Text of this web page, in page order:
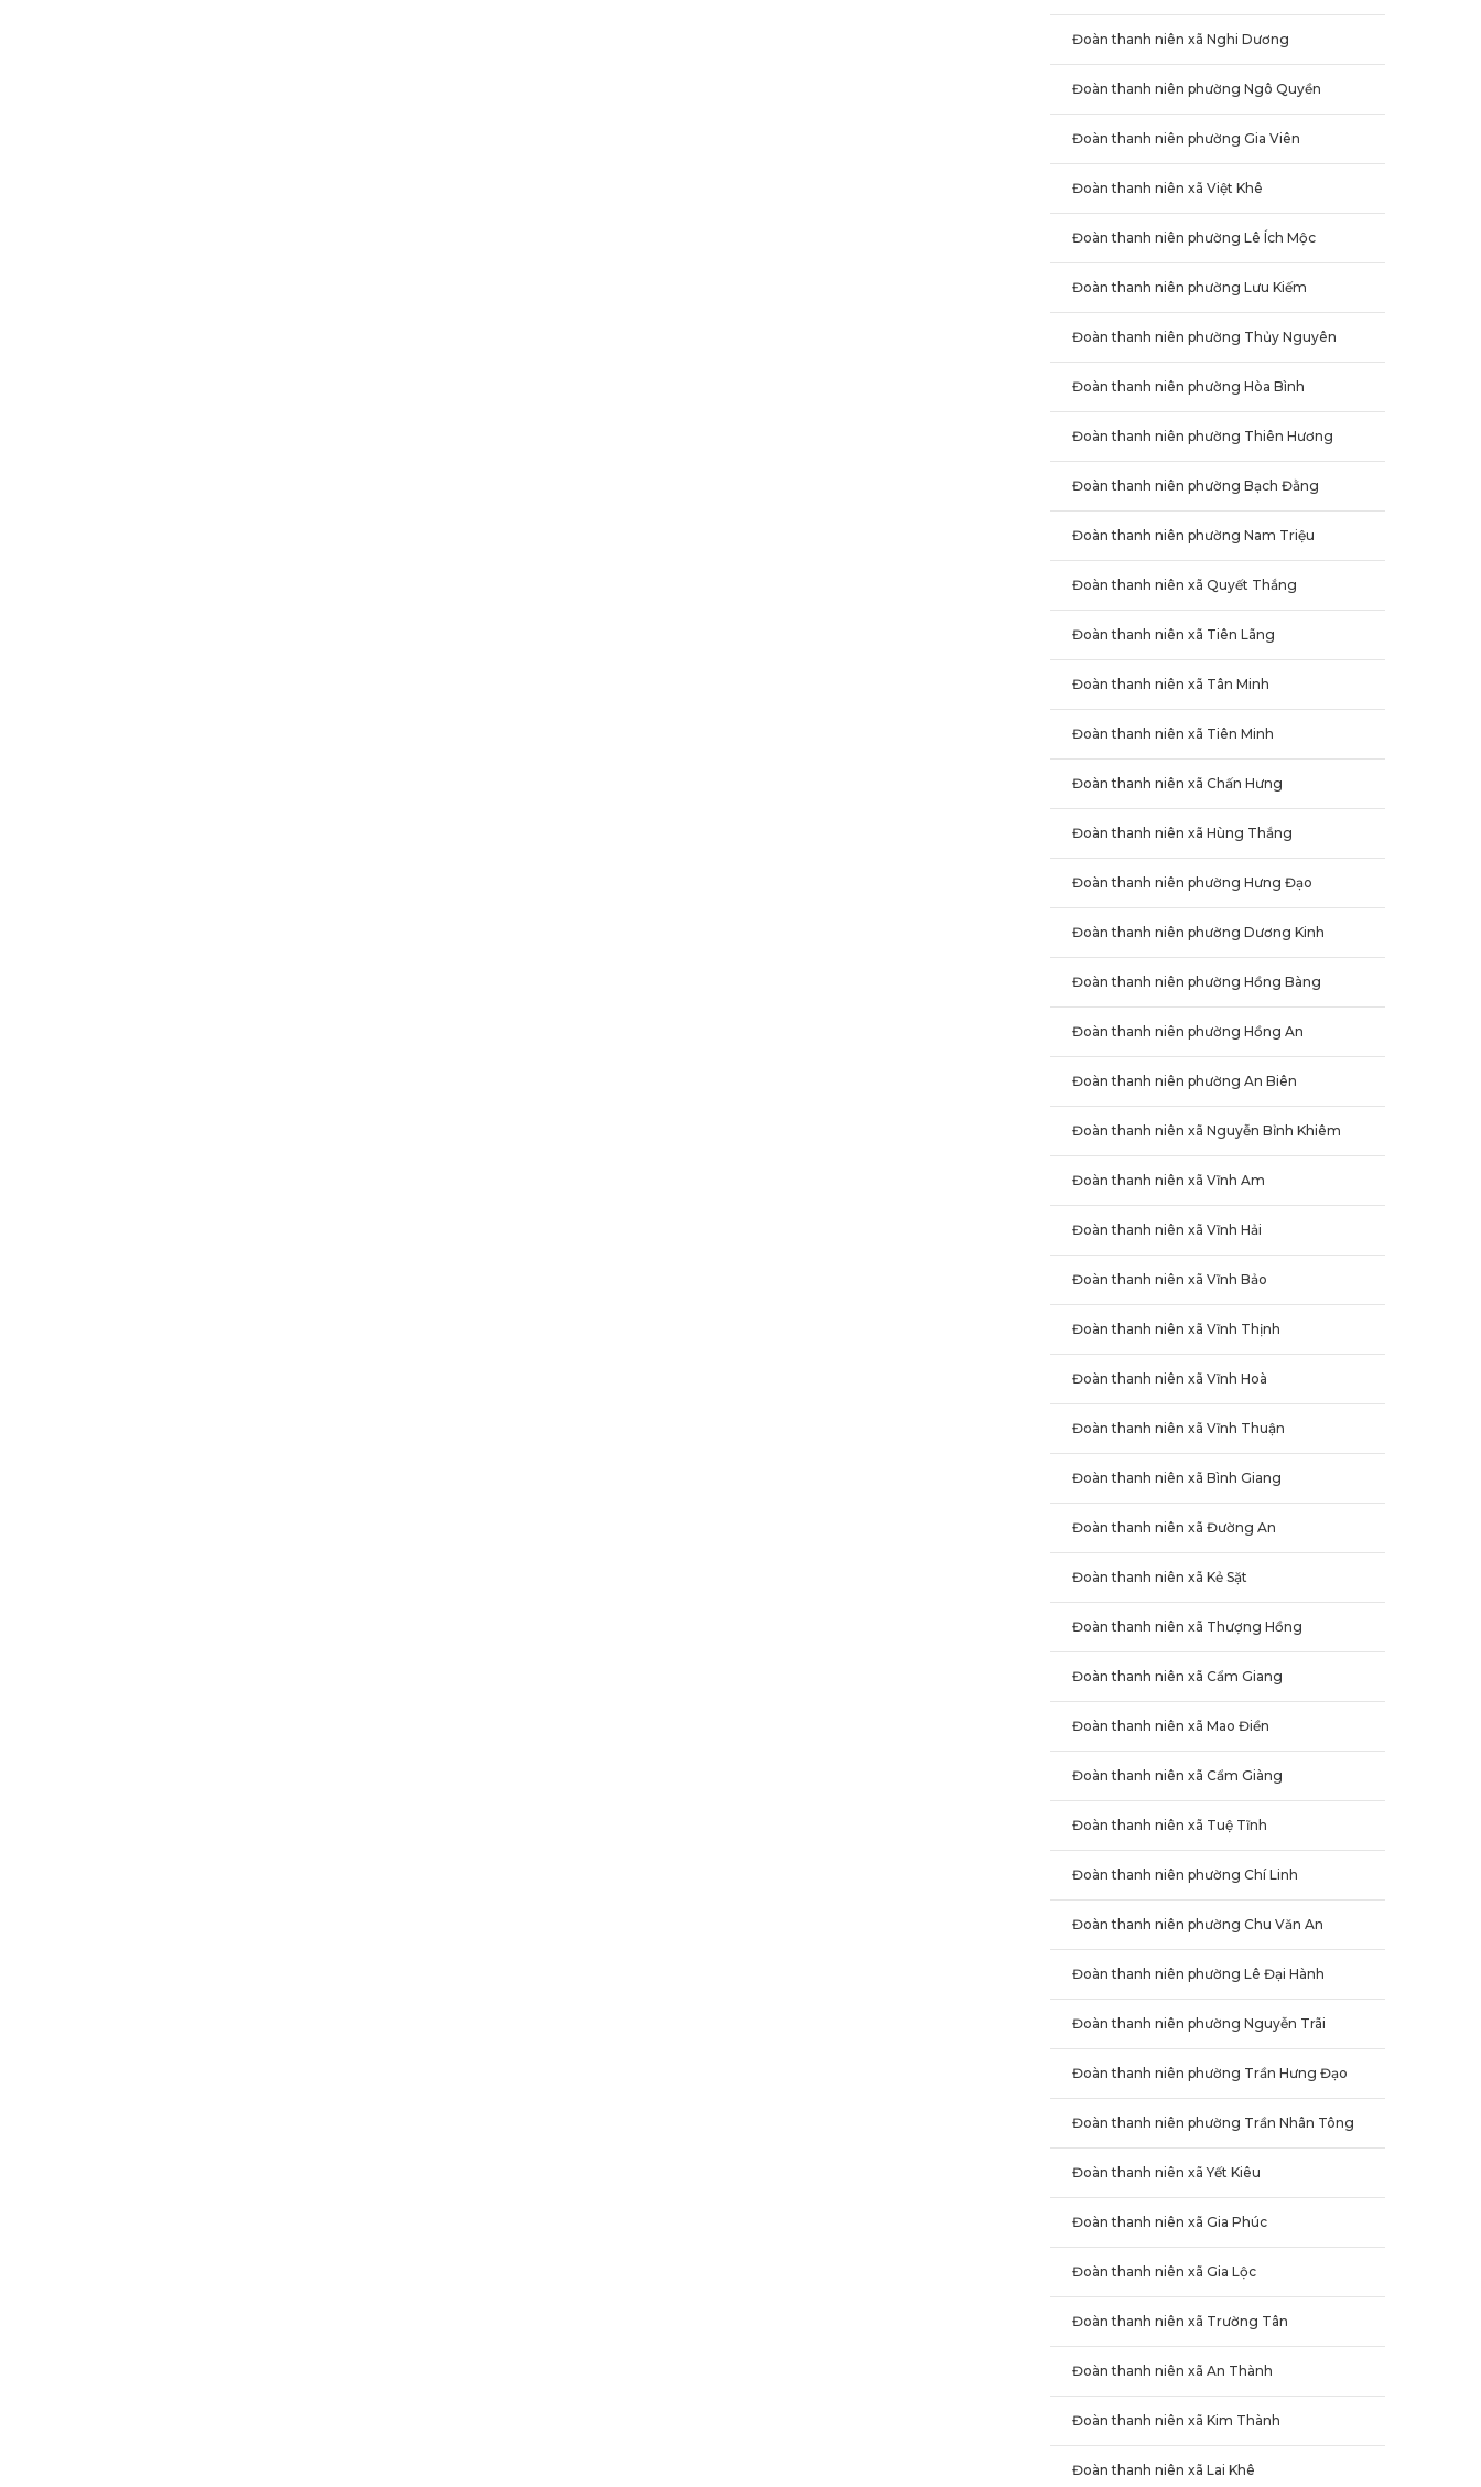
Đoàn thanh niên xã Nghi Dương
Đoàn thanh niên phường Ngô Quyền
Đoàn thanh niên phường Gia Viên
Đoàn thanh niên xã Việt Khê
Đoàn thanh niên phường Lê Ích Mộc
Đoàn thanh niên phường Lưu Kiếm
Đoàn thanh niên phường Thủy Nguyên
Đoàn thanh niên phường Hòa Bình
Đoàn thanh niên phường Thiên Hương
Đoàn thanh niên phường Bạch Đằng
Đoàn thanh niên phường Nam Triệu
Đoàn thanh niên xã Quyết Thắng
Đoàn thanh niên xã Tiên Lãng
Đoàn thanh niên xã Tân Minh
Đoàn thanh niên xã Tiên Minh
Đoàn thanh niên xã Chấn Hưng
Đoàn thanh niên xã Hùng Thắng
Đoàn thanh niên phường Hưng Đạo
Đoàn thanh niên phường Dương Kinh
Đoàn thanh niên phường Hồng Bàng
Đoàn thanh niên phường Hồng An
Đoàn thanh niên phường An Biên
Đoàn thanh niên xã Nguyễn Bỉnh Khiêm
Đoàn thanh niên xã Vĩnh Am
Đoàn thanh niên xã Vĩnh Hải
Đoàn thanh niên xã Vĩnh Bảo
Đoàn thanh niên xã Vĩnh Thịnh
Đoàn thanh niên xã Vĩnh Hoà
Đoàn thanh niên xã Vĩnh Thuận
Đoàn thanh niên xã Bình Giang
Đoàn thanh niên xã Đường An
Đoàn thanh niên xã Kẻ Sặt
Đoàn thanh niên xã Thượng Hồng
Đoàn thanh niên xã Cẩm Giang
Đoàn thanh niên xã Mao Điền
Đoàn thanh niên xã Cẩm Giàng
Đoàn thanh niên xã Tuệ Tĩnh
Đoàn thanh niên phường Chí Linh
Đoàn thanh niên phường Chu Văn An
Đoàn thanh niên phường Lê Đại Hành
Đoàn thanh niên phường Nguyễn Trãi
Đoàn thanh niên phường Trần Hưng Đạo
Đoàn thanh niên phường Trần Nhân Tông
Đoàn thanh niên xã Yết Kiêu
Đoàn thanh niên xã Gia Phúc
Đoàn thanh niên xã Gia Lộc
Đoàn thanh niên xã Trường Tân
Đoàn thanh niên xã An Thành
Đoàn thanh niên xã Kim Thành
Đoàn thanh niên xã Lai Khê